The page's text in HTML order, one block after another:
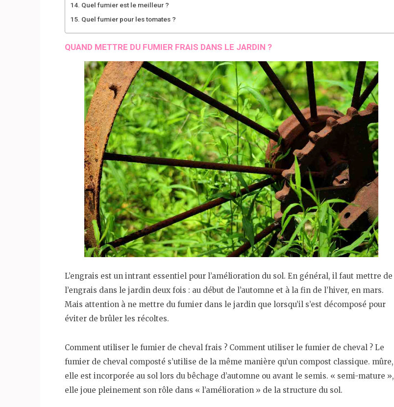
Quel fumier est le meilleur ?
Quel fumier pour les tomates ?
QUAND METTRE DU FUMIER FRAIS DANS LE JARDIN ?
L’engrais est un intrant essentiel pour l’amélioration du sol. En général, il faut mettre de
l’engrais dans le jardin deux fois : au début de l’automne et à la fin de l’hiver, en mars.
Mais attention à ne mettre du fumier dans le jardin que lorsqu’il s’est décomposé pour
éviter de brûler les récoltes.
Comment utiliser le fumier de cheval frais ? Comment utiliser le fumier de cheval ? Le
fumier de cheval composté s’utilise de la même manière qu’un compost classique. mûre,
elle est incorporée au sol lors du bêchage d’automne ou avant le semis. « semi-mature »,
elle joue pleinement son rôle dans « l’amélioration » de la structure du sol.